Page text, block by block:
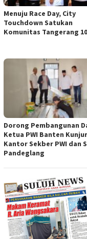
Menuju Race Day, City
Touchdown Satukan
Komunitas Tangerang
Dorong Pembangunan
Ketua PWI Banten
Kantor Sekber PWI dan
Pandeglang